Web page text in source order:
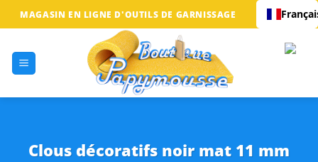
Passer
au
MAGASIN EN LIGNE D'OUTILS DE GARNISSAGE
Clous décoratifs noir mat 11 mm